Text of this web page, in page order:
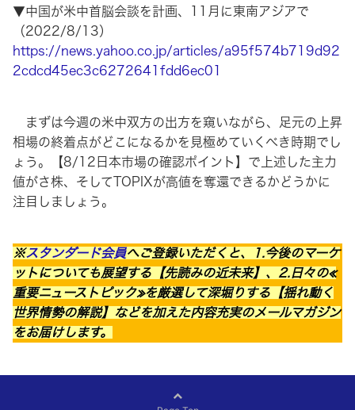
▼中国が米中首脳会談を計画、11月に東南アジアで
（2022/8/13）
https://news.yahoo.co.jp/articles/a95f574b719d92
2cdcd45ec3c6272641fdd6ec01
まずは今週の米中双方の出方を窺いながら、足元の上昇
相場の終着点がどこになるかを見極めていくべき時期でし
ょう。【8/12日本市場の確認ポイント】で上述した主力
値がさ株、そしてTOPIXが高値を奪還できるかどうかに
注目しましょう。
※スタンダード会員へご登録いただくと、1.今後のマーケ
ットについても展望する【先読みの近未来】、2.日々の≪
重要ニューストピック≫を厳選して深堀りする【揺れ動く
世界情勢の解説】などを加えた内容充実のメールマガジン
をお届けします。